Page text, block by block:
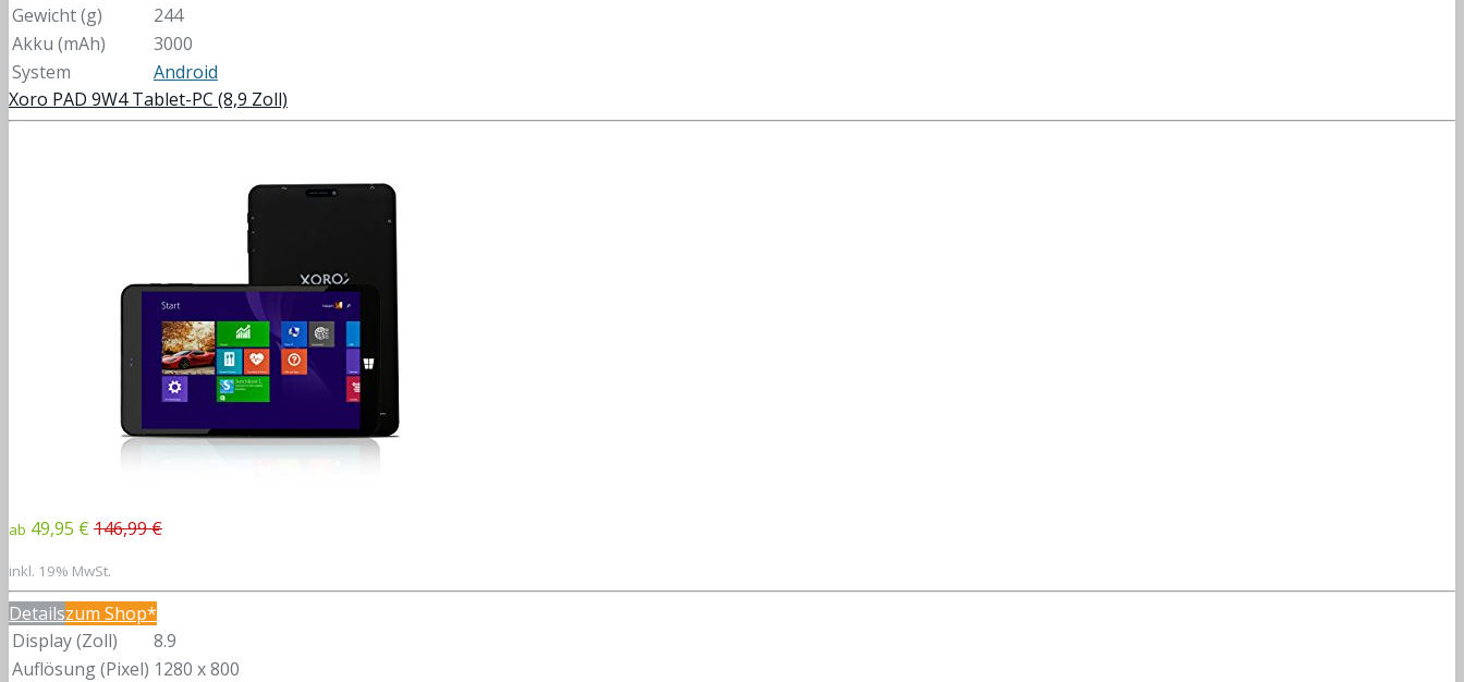
Gewicht (g)
244
Akku (mAh)
3000
System
Android
Xoro PAD 9W4 Tablet-PC (8,9 Zoll)
ab 49,95 € 146,99 €
inkl. 19% MwSt.
Detailszum Shop*
Display (Zoll)
8.9
Auflösung (Pixel) 1280 x 800